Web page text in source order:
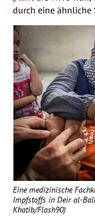
durch eine ähnliche
Eine medizinische
Impfstoffs in Deir al-
Khatib/Flash90)